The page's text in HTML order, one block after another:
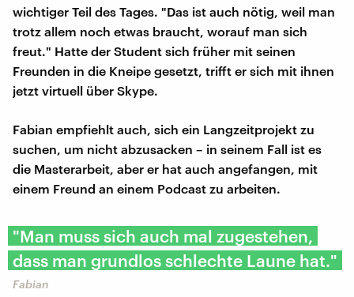
wichtiger Teil des Tages. "Das ist auch nötig, weil man
trotz allem noch etwas braucht, worauf man sich
freut." Hatte der Student sich früher mit seinen
Freunden in die Kneipe gesetzt, trifft er sich mit ihnen
jetzt virtuell über Skype.
Fabian empfiehlt auch, sich ein Langzeitprojekt zu
suchen, um nicht abzusacken – in seinem Fall ist es
die Masterarbeit, aber er hat auch angefangen, mit
einem Freund an einem Podcast zu arbeiten.
"Man muss sich auch mal zugestehen,
dass man grundlos schlechte Laune hat."
Fabian